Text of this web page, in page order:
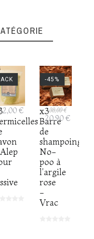
€
x3
Barre
de
shampoing
No-
poo à
l'argile
rose
-
Vrac
38,00 €
20,90 €
-45%